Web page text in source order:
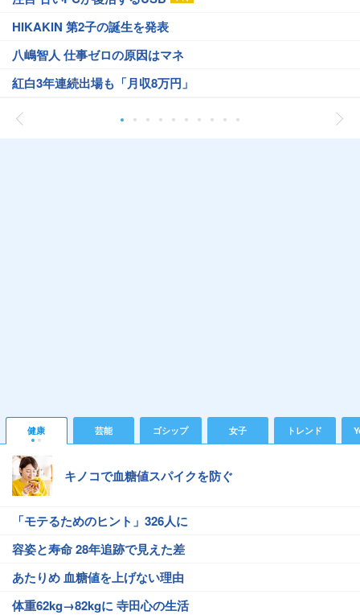
HIKAKIN 第2子の誕生を発表
八嶋智人 仕事ゼロの原因はマネ
紅白3年連続出場も「月収8万円」
健康 芸能 ゴシップ 女子 トレンド
キノコで血糖値スパイクを防ぐ
「モテるためのヒント」326人に
容姿と寿命 28年追跡で見えた差
あたりめ 血糖値を上げない理由
体重62kg→82kgに 寺田心の生活